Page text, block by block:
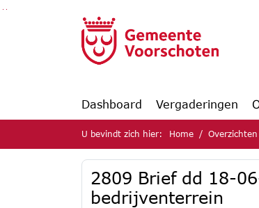
Ga naar de inhoud van deze pagina
Ga naar het zoeken
Ga naar het menu
Dashboard Vergaderingen
U bevindt zich hier: Home Overzichten
2809 Brief dd 18-
bedrijventerrein